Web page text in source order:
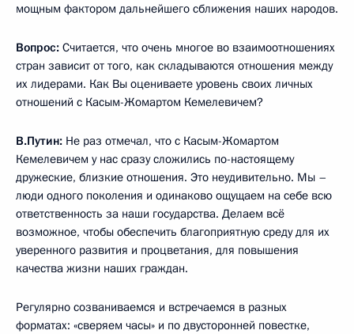
мощным фактором дальнейшего сближения наших народов.
Вопрос: Считается, что очень многое во взаимоотношениях
стран зависит от того, как складываются отношения между
их лидерами. Как Вы оцениваете уровень своих личных
отношений с Касым-Жомартом Кемелевичем?
В.Путин: Не раз отмечал, что с Касым-Жомартом
Кемелевичем у нас сразу сложились по-настоящему
дружеские, близкие отношения. Это неудивительно. Мы –
люди одного поколения и одинаково ощущаем на себе всю
ответственность за наши государства. Делаем всё
возможное, чтобы обеспечить благоприятную среду для их
уверенного развития и процветания, для повышения
качества жизни наших граждан.
Регулярно созваниваемся и встречаемся в разных
форматах: «сверяем часы» и по двусторонней повестке,